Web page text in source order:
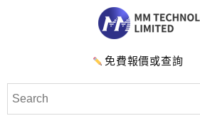
免費報價或查詢